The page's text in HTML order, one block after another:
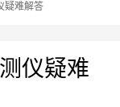
疑难解答
仪疑难